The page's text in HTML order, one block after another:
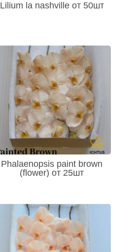
Lilium la nashville от 50шт
Phalaenopsis paint brown
(flower) от 25шт